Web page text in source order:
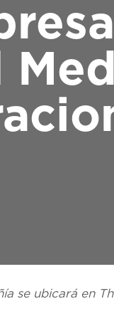
se ubicará en